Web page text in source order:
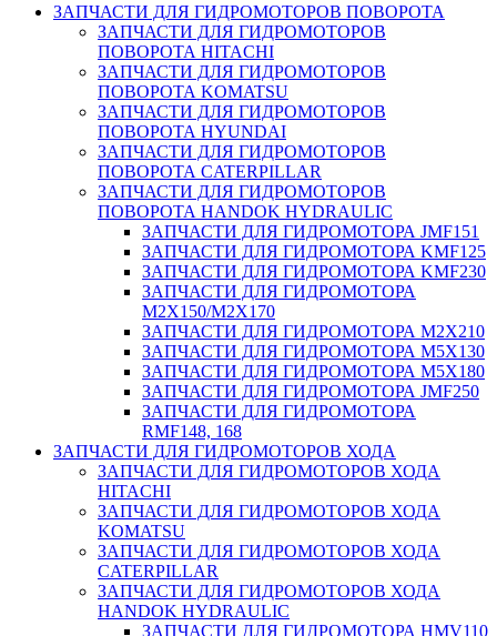
ЗАПЧАСТИ ДЛЯ ГИДРОМОТОРОВ ПОВОРОТА
ЗАПЧАСТИ ДЛЯ ГИДРОМОТОРОВ
ПОВОРОТА HITACHI
ЗАПЧАСТИ ДЛЯ ГИДРОМОТОРОВ
ПОВОРОТА KOMATSU
ЗАПЧАСТИ ДЛЯ ГИДРОМОТОРОВ
ПОВОРОТА HYUNDAI
ЗАПЧАСТИ ДЛЯ ГИДРОМОТОРОВ
ПОВОРОТА CATERPILLAR
ЗАПЧАСТИ ДЛЯ ГИДРОМОТОРОВ
ПОВОРОТА HANDOK HYDRAULIC
ЗАПЧАСТИ ДЛЯ ГИДРОМОТОРА JMF151
ЗАПЧАСТИ ДЛЯ ГИДРОМОТОРА KMF125
ЗАПЧАСТИ ДЛЯ ГИДРОМОТОРА KMF230
ЗАПЧАСТИ ДЛЯ ГИДРОМОТОРА
M2X150/M2X170
ЗАПЧАСТИ ДЛЯ ГИДРОМОТОРА M2X210
ЗАПЧАСТИ ДЛЯ ГИДРОМОТОРА M5X130
ЗАПЧАСТИ ДЛЯ ГИДРОМОТОРА M5X180
ЗАПЧАСТИ ДЛЯ ГИДРОМОТОРА JMF250
ЗАПЧАСТИ ДЛЯ ГИДРОМОТОРА
RMF148, 168
ЗАПЧАСТИ ДЛЯ ГИДРОМОТОРОВ ХОДА
ЗАПЧАСТИ ДЛЯ ГИДРОМОТОРОВ ХОДА
HITACHI
ЗАПЧАСТИ ДЛЯ ГИДРОМОТОРОВ ХОДА
KOMATSU
ЗАПЧАСТИ ДЛЯ ГИДРОМОТОРОВ ХОДА
CATERPILLAR
ЗАПЧАСТИ ДЛЯ ГИДРОМОТОРОВ ХОДА
HANDOK HYDRAULIC
ЗАПЧАСТИ ДЛЯ ГИДРОМОТОРА HMV110